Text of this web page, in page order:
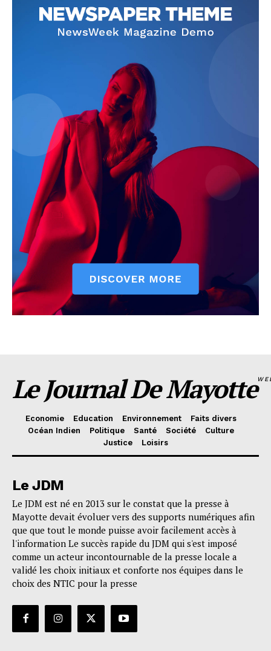
Le Journal De Mayotte
Economie Education Environnement
Faits divers
Océan Indien
Politique Santé Société
Culture
Justice
Loisirs
Le JDM
Le JDM est né en 2013 sur le constat que la presse à
Mayotte devait évoluer vers des supports numériques afin
que que tout le monde puisse avoir facilement accès à
l'information Le succès rapide du JDM qui s'est imposé
comme un acteur incontournable de la presse locale a
validé les choix initiaux et conforte nos équipes dans le
choix des NTIC pour la presse